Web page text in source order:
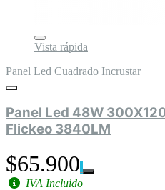
Vista rápida
Panel Led Cuadrado Incrustar
Panel Led 48W
Flickeo 3840LM
$65.900
IVA Incluido